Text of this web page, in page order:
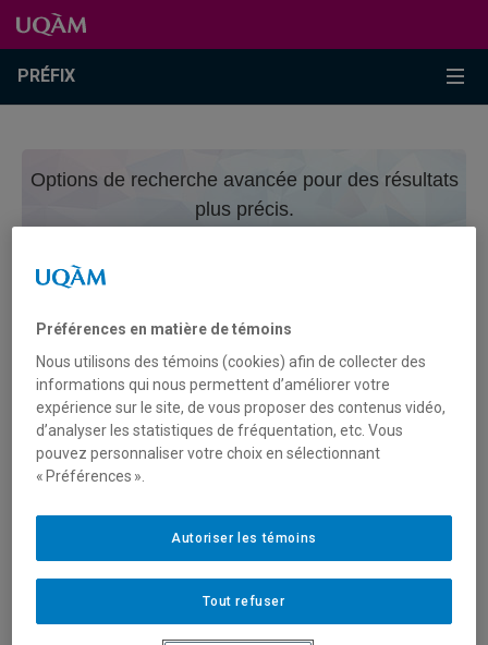
Passer au contenu
Accéder au menu principal
Accéder à la recherche
Passer au contenu
Accéder au menu principal
PRÉFIX
Options de recherche avancée pour des résultats
plus précis.
CONTRIBUTEURICE
BOLTEN, VIRGINIA
Préférences en matière de témoins
Nous utilisons des témoins (cookies) afin de collecter des
informations qui nous permettent d’améliorer votre
expérience sur le site, de vous proposer des contenus vidéo,
d’analyser les statistiques de fréquentation, etc. Vous
pouvez personnaliser votre choix en sélectionnant
« Préférences ».
Tout refuser
Autoriser les témoins